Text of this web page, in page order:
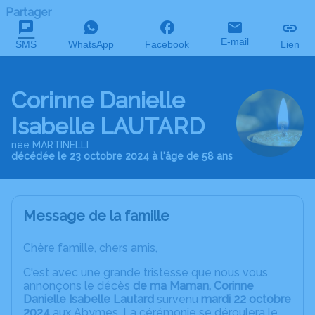
Partager
SMS WhatsApp Facebook E-mail Lien
Corinne Danielle
Isabelle LAUTARD
née MARTINELLI
décédée le 23 octobre 2024 à l'âge de 58 ans
Message de la famille
Chère famille, chers amis,
C'est avec une grande tristesse que nous vous
annonçons le décès de ma Maman, Corinne
Danielle Isabelle Lautard survenu mardi 22 octobre